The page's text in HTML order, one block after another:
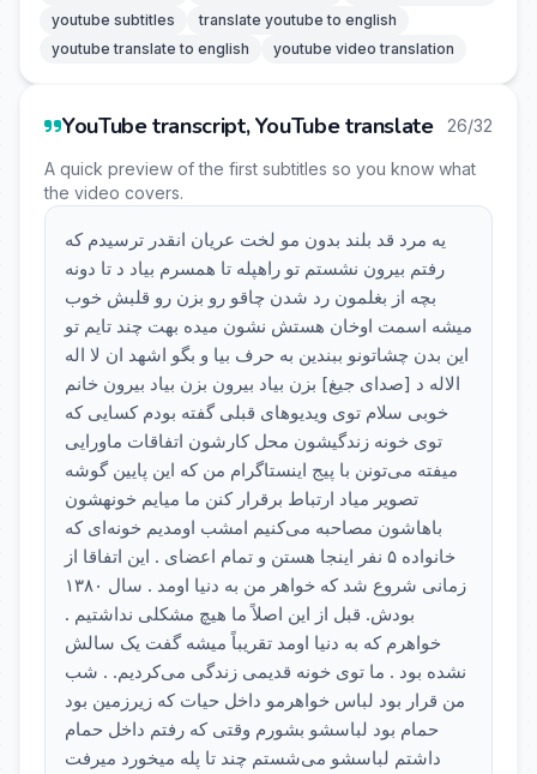
youtube subtitles
translate youtube to english
youtube translate to english
youtube video translation
YouTube transcript, YouTube translate 26/32
A quick preview of the first subtitles so you know what
the video covers.
یه مرد قد بلند بدون مو لخت عریان انقدر ترسیدم که
رفتم بیرون نشستم تو راهپله تا همسرم بیاد د تا دونه
بچه از بغلمون رد شدن چاقو رو بزن رو قلبش خوب
میشه اسمت اوخان هستش نشون میده بهت چند تایم تو
این بدن چشاتونو ببندین به حرف بیا و بگو اشهد ان لا اله
الاله د [صدای جیغ] بزن بیاد بیرون بزن بیاد بیرون خانم
خوبی سلام توی ویدیوهای قبلی گفته بودم کسایی که
توی خونه زندگیشون محل کارشون اتفاقات ماورایی
میفته می‌تونن با پیج اینستاگرام من که این پایین گوشه
تصویر میاد ارتباط برقرار کنن ما میایم خونهشون
باهاشون مصاحبه می‌کنیم امشب اومدیم خونه‌ای که
خانواده ۵ نفر اینجا هستن و تمام اعضای . این اتفاقا از
زمانی شروع شد که خواهر من به دنیا اومد . سال ۱۳۸۰
بودش. قبل از این اصلاً ما هیچ مشکلی نداشتیم .
خواهرم که به دنیا اومد تقریباً میشه گفت یک سالش
نشده بود . ما توی خونه قدیمی زندگی می‌کردیم. . شب
من قرار بود لباس خواهرمو داخل حیات که زیرزمین بود
حمام بود لباسشو بشورم وقتی که رفتم داخل حمام
داشتم لباسشو می‌شستم چند تا پله میخورد میرفت